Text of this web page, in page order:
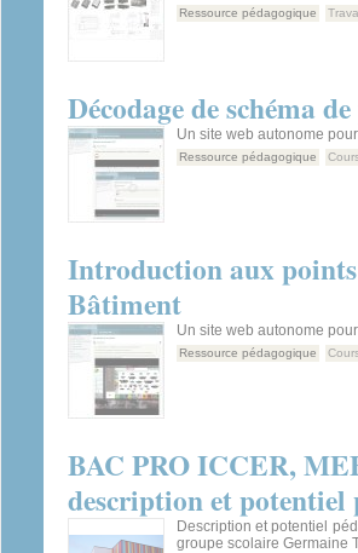
Ressource pédagogique
Décodage de schéma
Un site web autonome
Ressource pédagogique
Introduction aux points
Bâtiment
Un site web autonome
Ressource pédagogique
BAC PRO ICCER,
description et potentiel
Description et potentiel
groupe scolaire Germaine